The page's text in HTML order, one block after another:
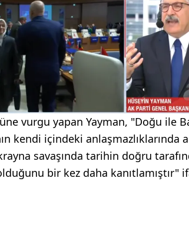
vurgu yapan Yayman, "Doğu ile
kendi içindeki anlaşmazlıklarında
savaşında tarihin doğru
bir kez daha kanıtlamıştır"